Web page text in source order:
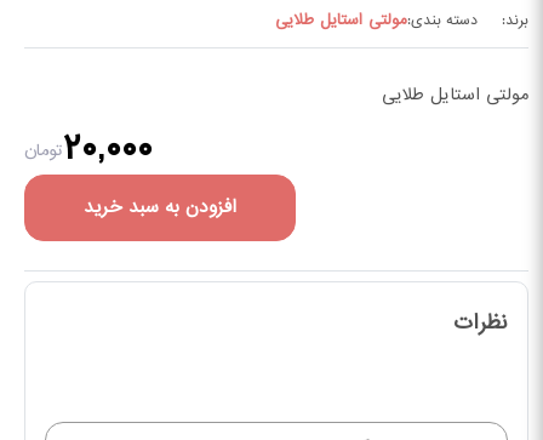
برند: دسته بندی:مولتی استایل طلایی
مولتی استایل طلایی
۲۰,۰۰۰تومان
افزودن به سبد خرید
نظرات